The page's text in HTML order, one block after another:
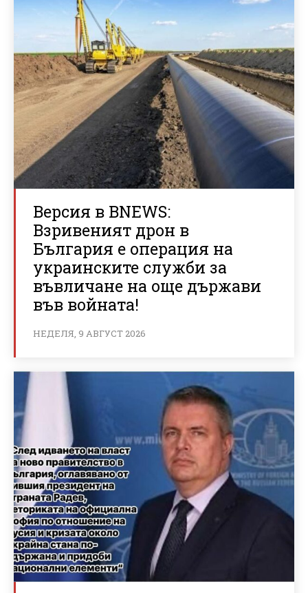
Версия в BNEWS:
Взривеният дрон в
България е операция на
украинските служби за
въвличане на още държави
във войната!
НЕДЕЛЯ, 9 АВГУСТ 2026